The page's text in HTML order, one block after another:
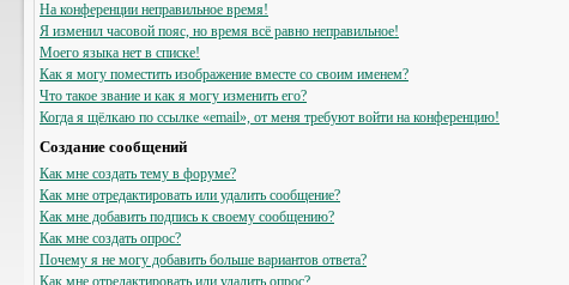
На конференции неправильное время!
Я изменил часовой пояс, но время всё равно неправильное!
Моего языка нет в списке!
Как я могу поместить изображение вместе со своим именем?
Что такое звание и как я могу изменить его?
Когда я щёлкаю по ссылке «email», от меня требуют войти на конференцию!
Создание сообщений
Как мне создать тему в форуме?
Как мне отредактировать или удалить сообщение?
Как мне добавить подпись к своему сообщению?
Как мне создать опрос?
Почему я не могу добавить больше вариантов ответа?
Как мне отредактировать или удалить опрос?